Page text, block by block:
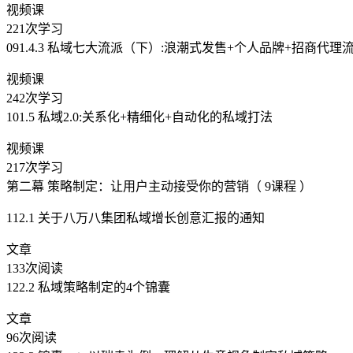
视频课
221次学习
091.4.3 私域七大流派（下）:浪潮式发售+个人品牌+招商代理
视频课
242次学习
101.5 私域2.0:关系化+精细化+自动化的私域打法
视频课
217次学习
第二幕 策略制定：让用户主动接受你的营销（ 9课程 ）
112.1 关于八万八集团私域增长创意汇报的通知
文章
133次阅读
122.2 私域策略制定的4个锦囊
文章
96次阅读